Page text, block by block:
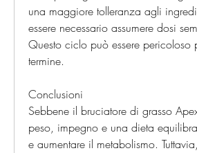
una maggiore tolleranza agli
essere necessario assumere dosi
Questo ciclo può essere
termine.
Conclusioni
Sebbene il bruciatore di grasso
peso, impegno e una dieta
e aumentare il metabolismo.